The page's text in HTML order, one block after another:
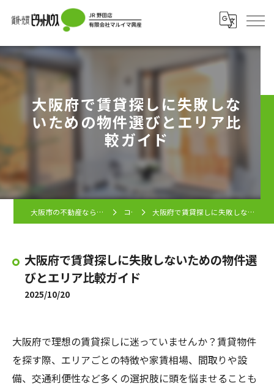
大阪府で賃貸探しに失敗しな
いための物件選びとエリア比
較ガイド
大阪市の不動産ならピタットハウス JR野田店 コラム 大阪府で賃貸探しに失敗しないための物件選びとエリア比較ガイド
大阪府で賃貸探しに失敗しないための物件選
びとエリア比較ガイド
2025/10/20
大阪府で理想の賃貸探しに迷っていませんか？賃貸物件
を探す際、エリアごとの特徴や家賃相場、間取りや設
備、交通利便性など多くの選択肢に頭を悩ませることも